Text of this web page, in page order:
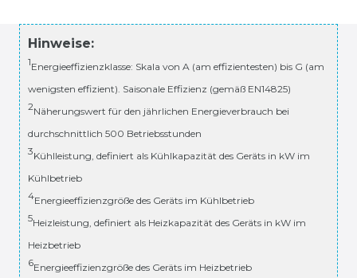
Hinweise:
1Energieeffizienzklasse: Skala von A (am effizientesten) bis G (am
wenigsten effizient). Saisonale Effizienz (gemäß EN14825)
2Näherungswert für den jährlichen Energieverbrauch bei
durchschnittlich 500 Betriebsstunden
3Kühlleistung, definiert als Kühlkapazität des Geräts in kW im
Kühlbetrieb
4Energieeffizienzgröße des Geräts im Kühlbetrieb
5Heizleistung, definiert als Heizkapazität des Geräts in kW im
Heizbetrieb
6Energieeffizienzgröße des Geräts im Heizbetrieb